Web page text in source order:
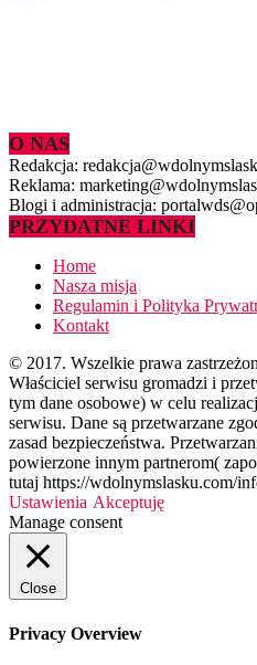
O NAS
Redakcja:
Reklama:
Blogi i administracja:
PRZYDATNE LINKI
Home
Nasza misja
Regulamin i Polityka
Kontakt
© 2017. Wszelkie prawa
Właściciel serwisu gromadzi i
tym dane osobowe) w celu
serwisu. Dane są przetwarzane
zasad bezpieczeństwa.
powierzone innym partnerom(
tutaj https://wdolnymslasku.com/
Ustawienia Akceptuję
Manage consent
Close
Privacy Overview